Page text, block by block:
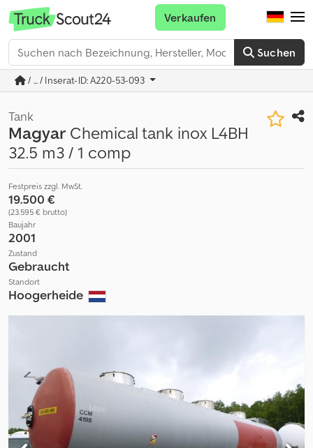
Suchen
Verkaufen
/ ... / Inserat-ID: A220-53-093
Tank
Magyar Chemical tank inox L4BH
32.5 m3 / 1 comp
Festpreis zzgl. MwSt.
19.500 €
(23.595 € brutto)
Baujahr
2001
Zustand
Gebraucht
Standort
Hoogerheide